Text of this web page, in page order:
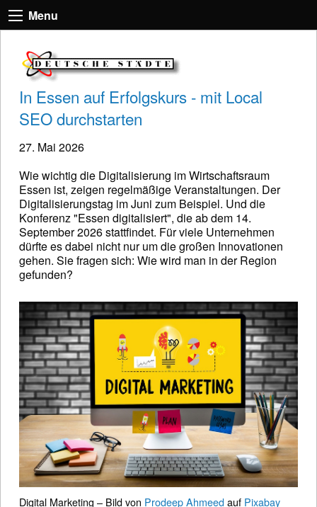
Menu
In Essen auf Erfolgskurs - mit Local
SEO durchstarten
27. Mai 2026
Wie wichtig die Digitalisierung im Wirtschaftsraum
Essen ist, zeigen regelmäßige Veranstaltungen. Der
Digitalisierungstag im Juni zum Beispiel. Und die
Konferenz "Essen digitalisiert", die ab dem 14.
September 2026 stattfindet. Für viele Unternehmen
dürfte es dabei nicht nur um die großen Innovationen
gehen. Sie fragen sich: Wie wird man in der Region
gefunden?
Digital Marketing – Bild von Prodeep Ahmeedauf Pixabay